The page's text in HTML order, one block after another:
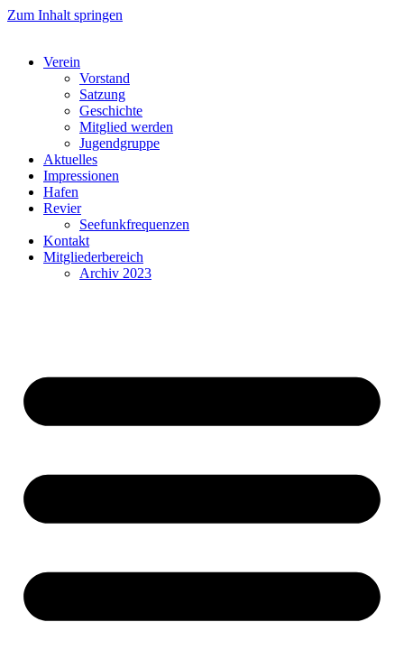
Zum Inhalt springen
Verein
Vorstand
Satzung
Geschichte
Mitglied werden
Jugendgruppe
Aktuelles
Impressionen
Hafen
Revier
Seefunkfrequenzen
Kontakt
Mitgliederbereich
Archiv 2023